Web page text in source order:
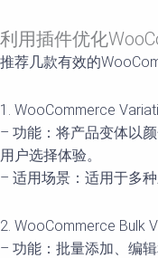
利用插件优化
推荐几款有效的
1. WooCommerce
– 功能：将产品变体以
用户选择体验。
– 适用场景：适用于多
2. WooCommerce Bulk
– 功能：批量添加、编